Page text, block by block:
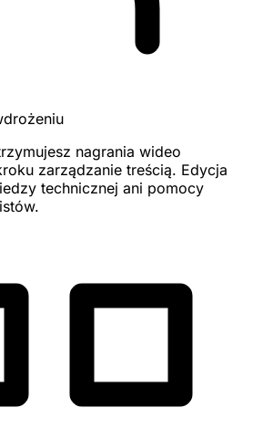
nagrania wideo
zarządzanie treścią. Edycja
technicznej ani pomocy